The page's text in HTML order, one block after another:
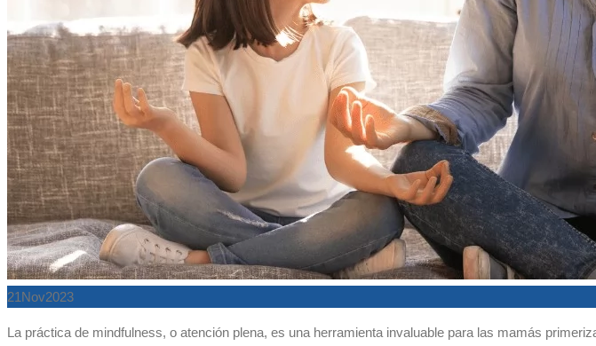
21 Nov2023
La práctica de mindfulness, o atención plena, es una herramienta invaluable para las mamás